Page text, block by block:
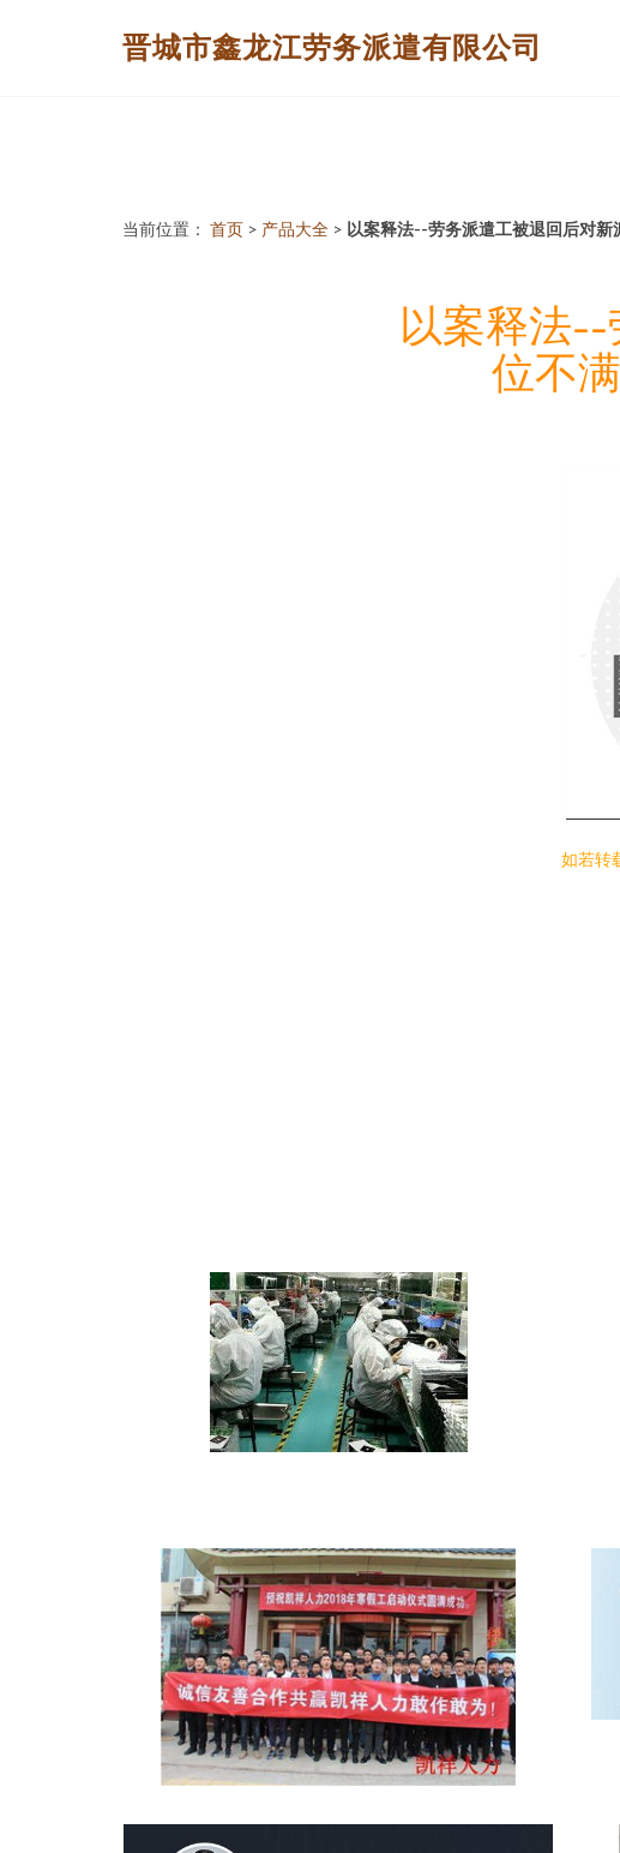
晋城市鑫龙江劳务派遣有限公司
当前位置： 首页 > 产品大全 > 以案释法--劳务派遣工被退回后对新
以案释法--
位不
如若转